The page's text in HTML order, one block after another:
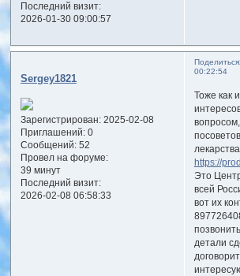
Последний визит:
2026-01-30 09:00:57
Поделиться
00:22:54
Sergey1821
Зарегистрирован: 2025-02-08
Приглашений:0
Сообщений:52
Провел на форуме:
39 минут
Последний визит:
2026-02-08 06:58:33
Тоже как
https://
Это
всей
вот их
детали